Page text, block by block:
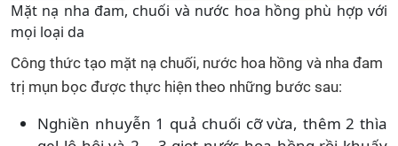
Mặt nạ nha đam, chuối và nước hoa hồng phù hợp với
mọi loại da
Công thức tạo mặt nạ chuối, nước hoa hồng và nha đam
trị mụn bọc được thực hiện theo những bước sau:
Nghiền nhuyễn 1 quả chuối cỡ vừa, thêm 2 thìa